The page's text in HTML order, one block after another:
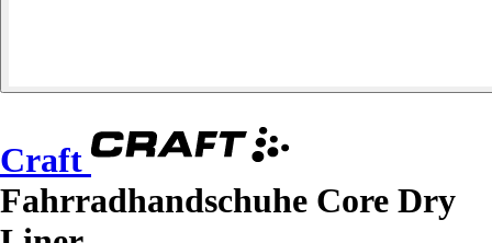
Craft
Fahrradhandschuhe Core Dry